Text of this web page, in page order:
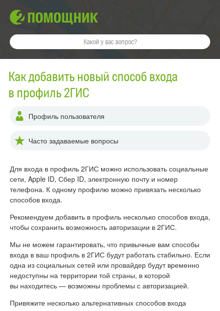
Как добавить новый способ входа
в профиль 2ГИС
Профиль пользователя
Часто задаваемые вопросы
Для входа в профиль 2ГИС можно использовать социальные
сети, Apple ID, Сбер ID, электронную почту и номер
телефона. К одному профилю можно привязать несколько
способов входа.
Рекомендуем добавить в профиль несколько способов входа,
чтобы сохранить возможность авторизации в 2ГИС.
Мы не можем гарантировать, что привычные вам способы
входа в ваш профиль в 2ГИС будут работать стабильно. Если
одна из социальных сетей или провайдер будут временно
недоступны на территории той страны, в которой
вы находитесь — возможны проблемы с авторизацией.
Привяжите несколько альтернативных способов входа